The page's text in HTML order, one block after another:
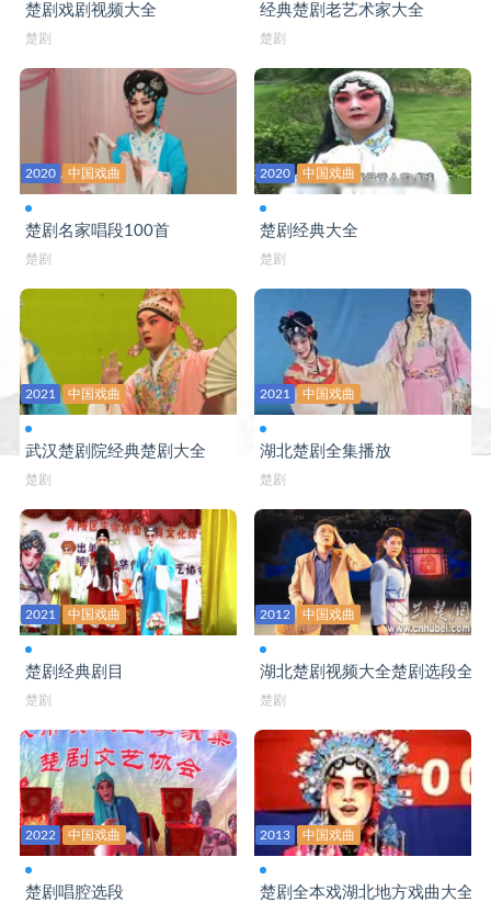
楚剧戏剧视频大全
楚剧
经典楚剧老艺术家大全
楚剧
2020 中国戏曲
楚剧名家唱段100首
楚剧
2020 中国戏曲
楚剧经典大全
楚剧
2021 中国戏曲
武汉楚剧院经典楚剧大全
楚剧
2021 中国戏曲
湖北楚剧全集播放
楚剧
2021 中国戏曲
楚剧经典剧目
楚剧
2012 中国戏曲
湖北楚剧视频大全楚剧选段全集
楚剧
2022 中国戏曲
楚剧唱腔选段
2013 中国戏曲
楚剧全本戏湖北地方戏曲大全